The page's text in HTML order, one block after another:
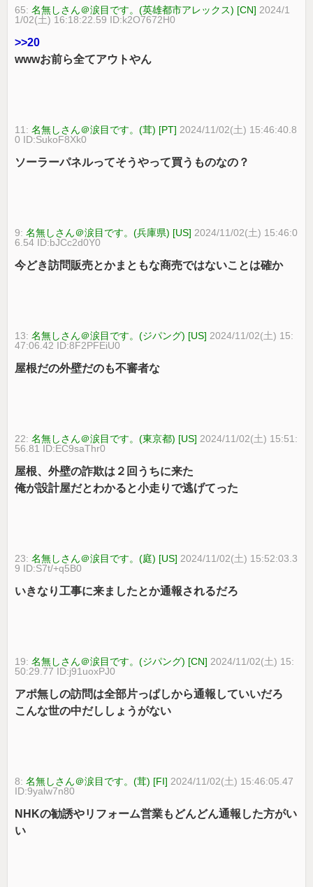
65:名無しさん＠涙目です。(英雄都市アレックス) [CN] 2024/1
1/02(土) 16:18:22.59 ID:k2O7672H0
>>20
wwwお前ら全てアウトやん
11:名無しさん＠涙目です。(茸) [PT] 2024/11/02(土) 15:46:40.8
0 ID:SukoF8Xk0
ソーラーパネルってそうやって買うものなの？
9:名無しさん＠涙目です。(兵庫県) [US] 2024/11/02(土) 15:46:0
6.54 ID:bJCc2d0Y0
今どき訪問販売とかまともな商売ではないことは確か
13:名無しさん＠涙目です。(ジパング) [US] 2024/11/02(土) 15:
47:06.42 ID:8F2PFEiU0
屋根だの外壁だのも不審者な
22:名無しさん＠涙目です。(東京都) [US] 2024/11/02(土) 15:51:
56.81 ID:EC9saThr0
屋根、外壁の詐欺は２回うちに来た
俺が設計屋だとわかると小走りで逃げてった
23:名無しさん＠涙目です。(庭) [US] 2024/11/02(土) 15:52:03.3
9 ID:S7t/+q5B0
いきなり工事に来ましたとか通報されるだろ
19:名無しさん＠涙目です。(ジパング) [CN] 2024/11/02(土) 15:
50:29.77 ID:j91uoxPJ0
アポ無しの訪問は全部片っぱしから通報していいだろ
こんな世の中だししょうがない
8:名無しさん＠涙目です。(茸) [FI] 2024/11/02(土) 15:46:05.47
ID:9yalw7n80
NHKの勧誘やリフォーム営業もどんどん通報した方がい
い